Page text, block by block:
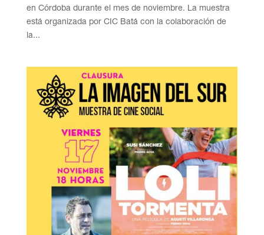
en Córdoba durante el mes de noviembre. La muestra
está organizada por CIC Batá con la colaboración de
la...